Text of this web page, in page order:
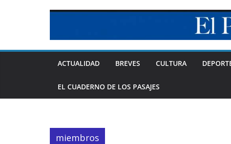
ACTUALIDAD BREVES CULTURA
EL CUADERNO DE LOS PASAJES
miembros